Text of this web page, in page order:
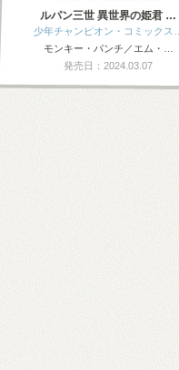
ルパン三世 異世界の姫君 …
少年チャンピオン・コミックス…
モンキー・パンチ／エム・…
発売日：2024.03.07